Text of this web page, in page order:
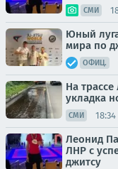
СМИ
Юный
мира по
ОФИЦ.
На
укладка
СМИ 18:34
Леонид
ЛНР с
джитсу